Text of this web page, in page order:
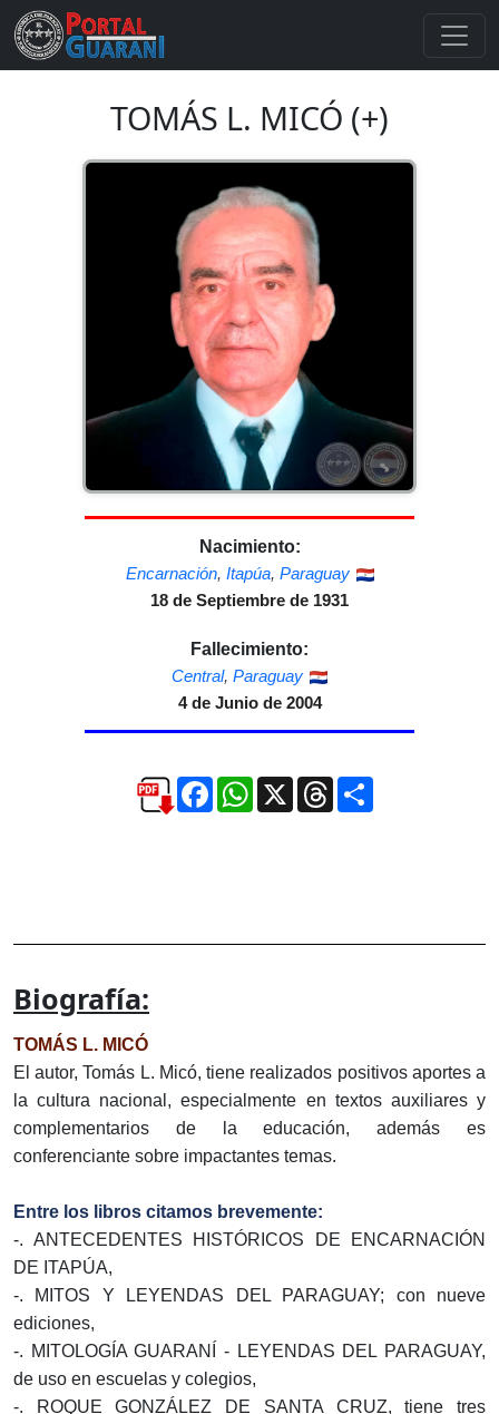
TOMÁS L. MICÓ (+)
Nacimiento:
Encarnación, Itapúa, Paraguay
18 de Septiembre de 1931
Fallecimiento:
Central, Paraguay
4 de Junio de 2004
FacebookWhatsApp
X ThreadsCompartir
Biografía:
TOMÁS L. MICÓ
El autor, Tomás L. Micó, tiene realizados positivos aportes a
la cultura nacional, especialmente en textos auxiliares y
complementarios de la educación, además es
conferenciante sobre impactantes temas.
Entre los libros citamos brevemente:
-. ANTECEDENTES HISTÓRICOS DE ENCARNACIÓN
DE ITAPÚA,
-. MITOS Y LEYENDAS DEL PARAGUAY; con nueve
ediciones,
-. MITOLOGÍA GUARANÍ - LEYENDAS DEL PARAGUAY,
de uso en escuelas y colegios,
-. ROQUE GONZÁLEZ DE SANTA CRUZ, tiene tres